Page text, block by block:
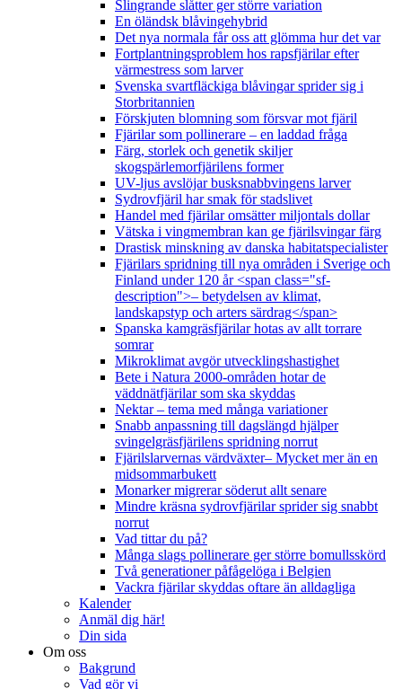
Slingrande slåtter ger större variation
En öländsk blåvingehybrid
Det nya normala får oss att glömma hur det var
Fortplantningsproblem hos rapsfjärilar efter
värmestress som larver
Svenska svartfläckiga blåvingar sprider sig i
Storbritannien
Förskjuten blomning som försvar mot fjäril
Fjärilar som pollinerare – en laddad fråga
Färg, storlek och genetik skiljer
skogspärlemorfjärilens former
UV-ljus avslöjar busksnabbvingens larver
Sydrovfjäril har smak för stadslivet
Handel med fjärilar omsätter miljontals dollar
Vätska i vingmembran kan ge fjärilsvingar färg
Drastisk minskning av danska habitatspecialister
Fjärilars spridning till nya områden i Sverige och
Finland under 120 år <span class="sf-
description">– betydelsen av klimat,
landskapstyp och arters särdrag</span>
Spanska kamgräsfjärilar hotas av allt torrare
somrar
Mikroklimat avgör utvecklingshastighet
Bete i Natura 2000-områden hotar de
väddnätfjärilar som ska skyddas
Nektar – tema med många variationer
Snabb anpassning till dagslängd hjälper
svingelgräsfjärilens spridning norrut
Fjärilslarvernas värdväxter– Mycket mer än en
midsommarbukett
Monarker migrerar söderut allt senare
Mindre kräsna sydrovfjärilar sprider sig snabbt
norrut
Vad tittar du på?
Många slags pollinerare ger större bomullsskörd
Två generationer påfågelöga i Belgien
Vackra fjärilar skyddas oftare än alldagliga
Kalender
Anmäl dig här!
Din sida
Om oss
Bakgrund
Vad gör vi